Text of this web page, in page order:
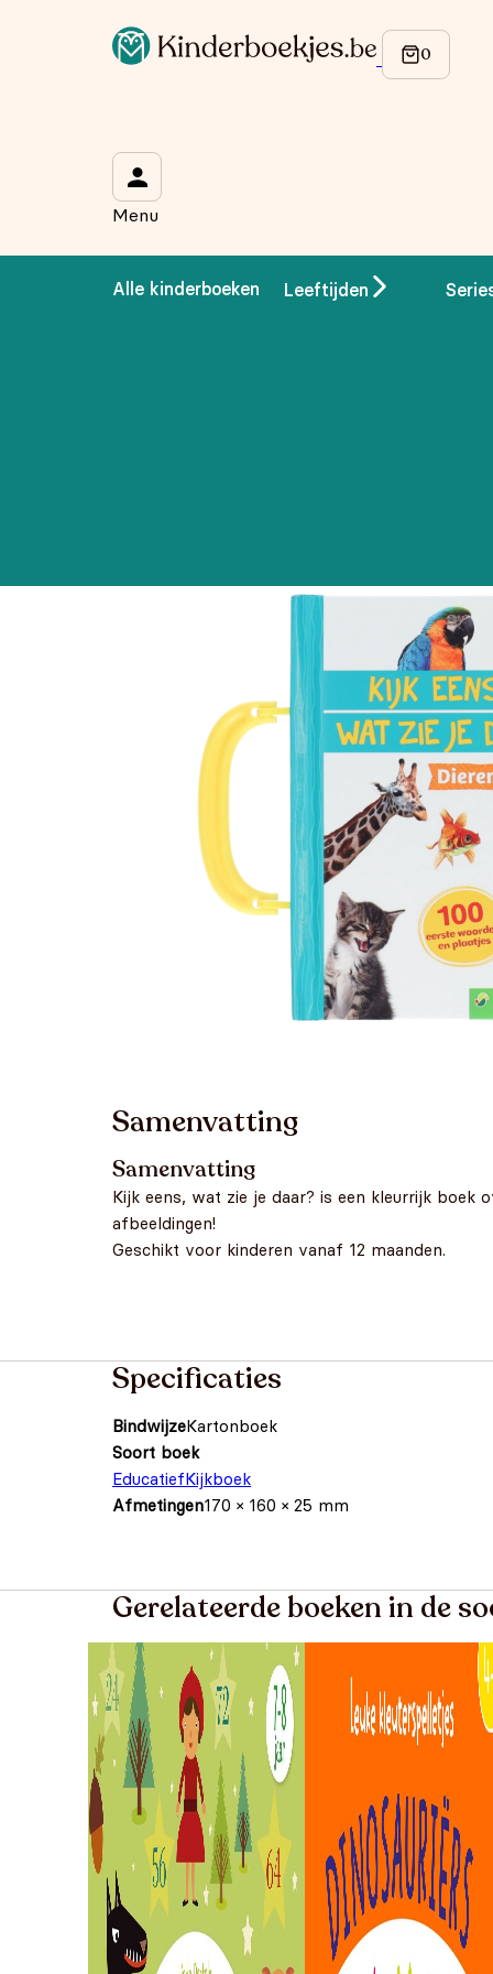
Menu
Alle kinderboeken Leeftijden
Samenvatting
Samenvatting
Kijk eens, wat zie je daar? is een kleurrijk boek
afbeeldingen!
Geschikt voor kinderen vanaf 12 maanden.
Specificaties
BindwijzeKartonboek
Soort boek
EducatiefKijkboek
Afmetingen170 × 160 × 25 mm
Gerelateerde boeken in de
Op de hoogte blijven van onze acties?
Wat is je voornaam?